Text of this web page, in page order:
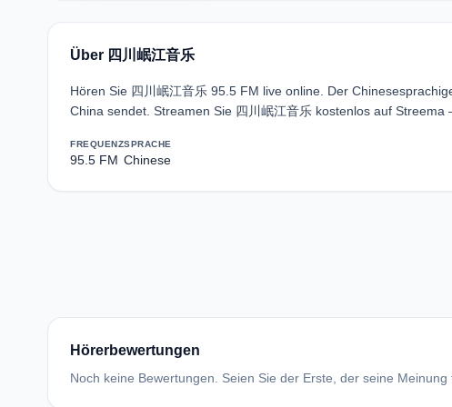
Über 四川岷江音乐
Hören Sie 四川岷江音乐 95.5 FM live online. Der
China sendet. Streamen Sie 四川岷江音乐 kostenlos auf
FREQUENZ
95.5 FM
SPRACHE
Chinese
Hörerbewertungen
Noch keine Bewertungen. Seien Sie der Erste, der seine Meinung